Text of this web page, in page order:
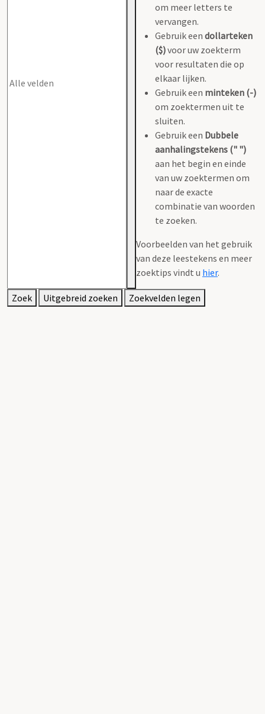
om meer letters te
vervangen.
Gebruik een dollarteken
($)voor uw zoekterm
voor resultaten die op
elkaar lijken.
Gebruik een minteken (-)
om zoektermen uit te
sluiten.
Gebruik een Dubbele
aanhalingstekens (" ")
aan het begin en einde
van uw zoektermen om
naar de exacte
combinatie van woorden
te zoeken.
Voorbeelden van het gebruik
van deze leestekens en meer
zoektips vindt u hier.
Zoek Uitgebreid zoeken Zoekvelden legen